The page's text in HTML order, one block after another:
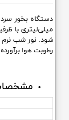
میلی‌لیتری با
شود. نور شب نرم
رطوبت هوا